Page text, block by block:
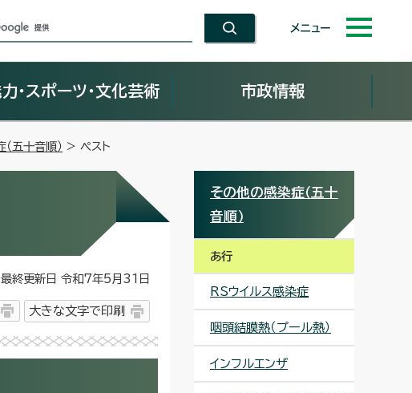
メニュー
・スポーツ・文化芸術 市政情報
五十音順） > ペスト
終更新日 令和7年5月31日
大きな文字で印刷
その他の感染症（五十
音順）
あ行
RSウイルス感染症
咽頭結膜熱（プール熱）
インフルエンザ